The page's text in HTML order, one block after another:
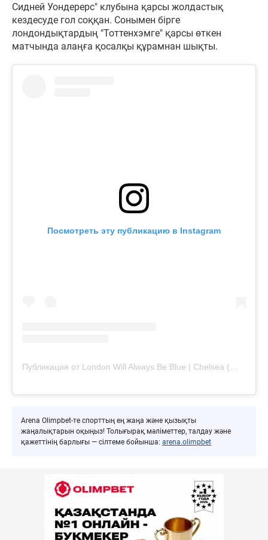
Сидней Уондерерс" клубына қарсы жолдастық
кездесуде гол соққан. Сонымен бірге
лондондықтардың "Тоттенхэмге" қарсы өткен
матчында алаңға қосалқы құрамнан шықты.
Посмотреть эту публикацию в Instagram
Arena Olimpbet-те спорттың ең жаңа және қызықты
жаңалықтарын оқыңыз! Толығырақ мәліметтер, талдау және
қажеттінің барлығы — сілтеме бойынша: arena.olimpbet